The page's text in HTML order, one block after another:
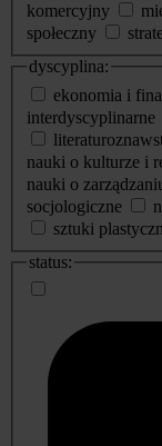
komercyjny
społeczny
dyscyplina:
ekonomia i
interdyscyplinarne
nauki o kulturze i
nauki o
socjologiczne
sztuki
status: